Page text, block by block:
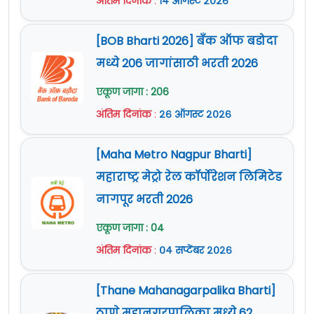
[BOB Bharti 2026] बँक ऑफ बडोदा
मध्ये 206 जागांसाठी भरती 2026
एकूण जागा : 206
अंतिम दिनांक: २६ ऑगस्ट २०२६
[Maha Metro Nagpur Bharti]
महाराष्ट्र मेट्रो रेल कॉर्पोरेशन लिमिटेड
नागपूर भरती 2026
एकूण जागा : 04
अंतिम दिनांक: ०४ सप्टेंबर २०२६
[Thane Mahanagarpalika Bharti]